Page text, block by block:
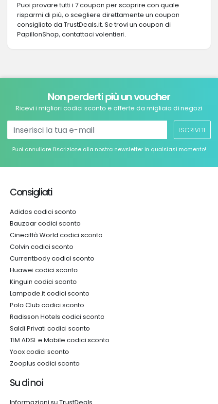
Puoi provare tutti i 7 coupon per scoprire con quale
risparmi di più, o scegliere direttamente un coupon
consigliato da TrustDeals.it. Se trovi un coupon di
PapillonShop, contattaci volentieri.
Non perderti più un voucher
Ricevi i migliori codici sconto e offerte da migliaia di negozi
ISCRIVITI
Puoi annullare l’iscrizione alla nostra newsletter in qualsiasi momento!
Consigliati
Adidas codici sconto
Bauzaar codici sconto
Cinecittà World codici sconto
Colvin codici sconto
Currentbody codici sconto
Huawei codici sconto
Kinguin codici sconto
Lampade.it codici sconto
Polo Club codici sconto
Radisson Hotels codici sconto
Saldi Privati codici sconto
TIM ADSL e Mobile codici sconto
Yoox codici sconto
Zooplus codici sconto
Su di noi